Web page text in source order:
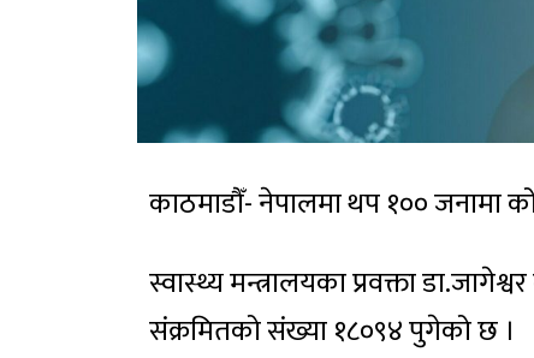
काठमाडौँ- नेपालमा थप १०० जनामा
स्वास्थ्य मन्त्रालयका प्रवक्ता
संक्रमितको संख्या १८०९४ पुगेको छ ।